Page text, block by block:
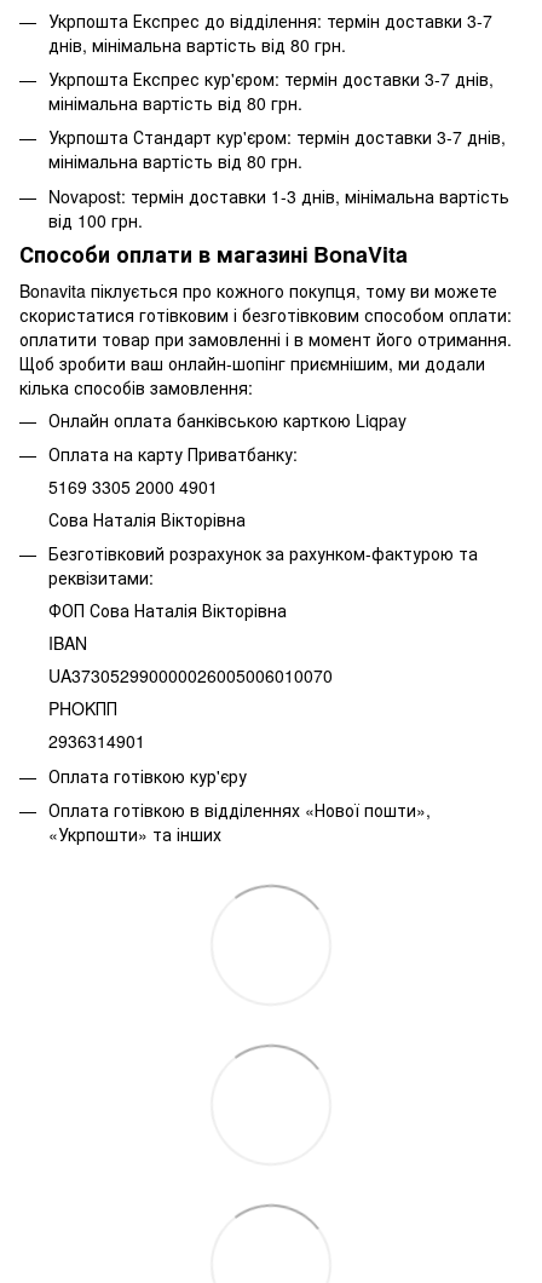
Укрпошта Експрес до відділення: термін доставки 3-7
днів, мінімальна вартість від 80 грн.
Укрпошта Експрес кур'єром: термін доставки 3-7 днів,
мінімальна вартість від 80 грн.
Укрпошта Стандарт кур'єром: термін доставки 3-7 днів,
мінімальна вартість від 80 грн.
Novapost: термін доставки 1-3 днів, мінімальна вартість
від 100 грн.
Способи оплати в магазині BonaVita
Bonavita піклується про кожного покупця, тому ви можете
скористатися готівковим і безготівковим способом оплати:
оплатити товар при замовленні і в момент його отримання.
Щоб зробити ваш онлайн-шопінг приємнішим, ми додали
кілька способів замовлення:
Онлайн оплата банківською карткою Liqpay
Оплата на карту Приватбанку:
5169 3305 2000 4901
Сова Наталія Вікторівна
Безготівковий розрахунок за рахунком-фактурою та
реквізитами:
ФОП Сова Наталія Вікторівна
IBAN
UA373052990000026005006010070
PHOKПП
2936314901
Оплата готівкою кур'єру
Оплата готівкою в відділеннях «Нової пошти»,
«Укрпошти» та інших